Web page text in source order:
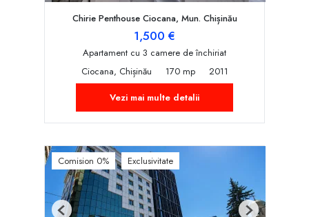
Chirie Penthouse Ciocana, Mun. Chișinău
1,500 €
Apartament cu 3 camere de închiriat
Ciocana, Chișinău
170 mp
2011
Vezi mai multe detalii
Comision 0% Exclusivitate